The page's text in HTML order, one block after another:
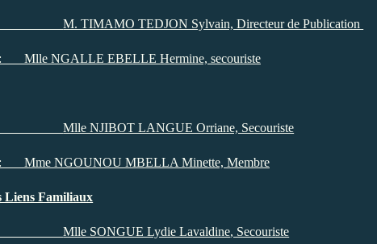
:M. TIMAMO TEDJON Sylvain, Directeur de Publication
EBELLE Hermine, secouriste
:Mlle NJIBOT LANGUE Orriane, Secouriste
NGOUNOU MBELLA Minette, Membre
Liens Familiaux
:Mlle SONGUE Lydie Lavaldine, Secouriste